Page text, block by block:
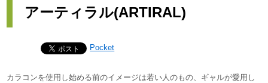
アーティラル(ARTIRAL)
Pocket
カラコンを使用し始める前のイメージは若い人のもの、ギャルが愛用し